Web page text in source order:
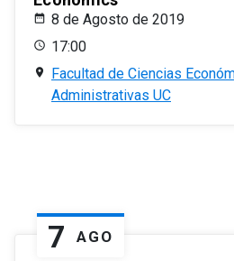
8 de Agosto de 2019
17:00
Facultad de Ciencias
Administrativas UC
7 AGO